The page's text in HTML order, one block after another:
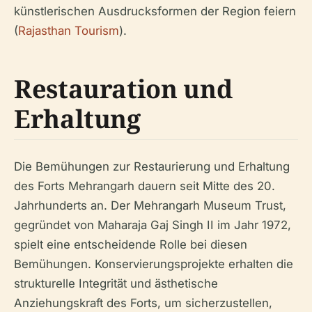
künstlerischen Ausdrucksformen der Region feiern
(Rajasthan Tourism).
Restauration und
Erhaltung
Die Bemühungen zur Restaurierung und Erhaltung
des Forts Mehrangarh dauern seit Mitte des 20.
Jahrhunderts an. Der Mehrangarh Museum Trust,
gegründet von Maharaja Gaj Singh II im Jahr 1972,
spielt eine entscheidende Rolle bei diesen
Bemühungen. Konservierungsprojekte erhalten die
strukturelle Integrität und ästhetische
Anziehungskraft des Forts, um sicherzustellen,